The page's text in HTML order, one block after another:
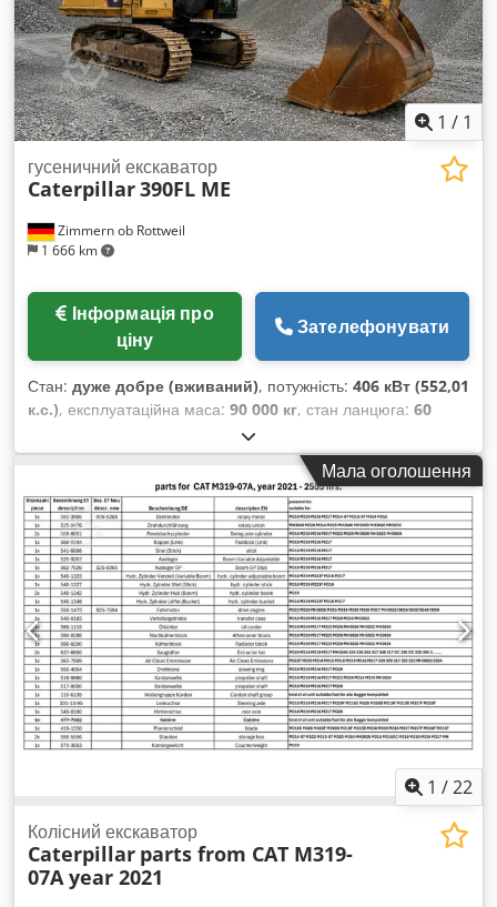
1 / 1
Zimmern ob Rottweil
1 666 km
гусеничний екскаватор
Caterpillar390FL ME
ціну
Зателефонувати
Стан: дуже добре (вживаний), потужність: 406 кВт (552,01
к.с.), експлуатаційна маса: 90 000 кг, стан ланцюга: 60
2015
Обладнання:кабіна, кондиціонер, CATERPILLAR 390FL ME
Рік випуску: 2015 Напрацювання: 12 866 годин Закрита
захисна кабіна Кондиціонер Радіо Камера заднього виду
Централізована система змащення Стандартна стріла
Довжина рукояті: 2,90 м Скельний ковш із лезом, ширина
2,20 м Crsdpfx Aboy U I Hbjkjf Гусеничне шасі знос близько
60% Ширина траків: 650 мм Двигун CAT C18 потужністю 406
кВт CE / EPA Експлуатаційна маса: 90 т
Мала оголошення
1 /22
Колісний екскаватор
Caterpillar parts from CAT M319-
07A year 2021